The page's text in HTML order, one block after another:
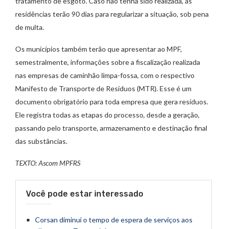
residências terão 90 dias para regularizar a situação, sob pena
de multa.
Os municípios também terão que apresentar ao MPF,
semestralmente, informações sobre a fiscalização realizada
nas empresas de caminhão limpa-fossa, com o respectivo
Manifesto de Transporte de Resíduos (MTR). Esse é um
documento obrigatório para toda empresa que gera resíduos.
Ele registra todas as etapas do processo, desde a geração,
passando pelo transporte, armazenamento e destinação final
das substâncias.
TEXTO: Ascom MPFRS
Você pode estar interessado
Corsan diminui o tempo de espera de serviços aos